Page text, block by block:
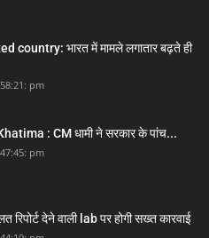
country: भारत में मामले लगातार बढ़ते ही
pm
: CM धामी ने सरकार के पांच...
pm
देने वाली lab पर होगी सख्त कारवाई